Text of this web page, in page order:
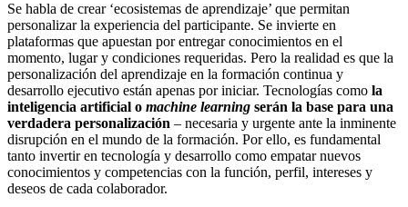
Se habla de crear ‘ecosistemas de aprendizaje’ que permitan
personalizar la experiencia del participante. Se invierte en
plataformas que apuestan por entregar conocimientos en el
momento, lugar y condiciones requeridas. Pero la realidad es que la
personalización del aprendizaje en la formación continua y
desarrollo ejecutivo están apenas por iniciar. Tecnologías como la
inteligencia artificial o machine learning serán la base para una
verdadera personalización – necesaria y urgente ante la inminente
disrupción en el mundo de la formación. Por ello, es fundamental
tanto invertir en tecnología y desarrollo como empatar nuevos
conocimientos y competencias con la función, perfil, intereses y
deseos de cada colaborador.